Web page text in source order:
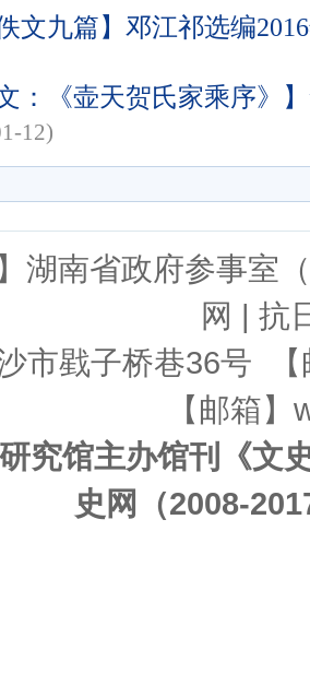
文九篇】邓江祁选编
：《壶天贺氏家乘序》
12)
湖南省政府参事室
网 | 抗
沙市戥子桥巷36号
【邮箱
究馆主办馆刊《文
史网（2008-